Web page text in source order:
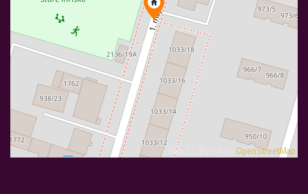
Data CC-By-SA by OpenStreetMap